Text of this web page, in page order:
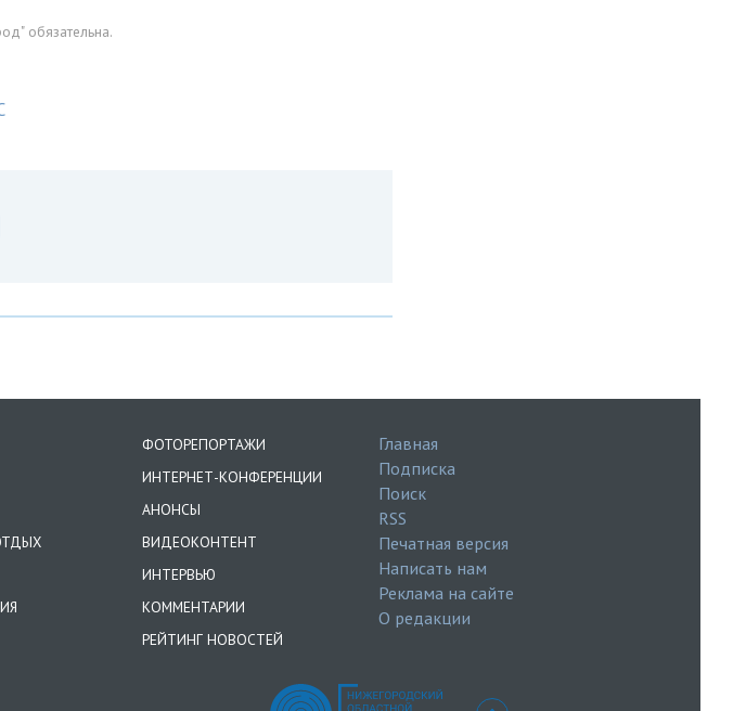
обязательна.
ФОТОРЕПОРТАЖИ
ИНТЕРНЕТ-КОНФЕРЕНЦИИ
АНОНСЫ
ВИДЕОКОНТЕНТ
ИНТЕРВЬЮ
КОММЕНТАРИИ
РЕЙТИНГ НОВОСТЕЙ
Главная
Подписка
Поиск
RSS
Печатная версия
Написать нам
Реклама на сайте
О редакции